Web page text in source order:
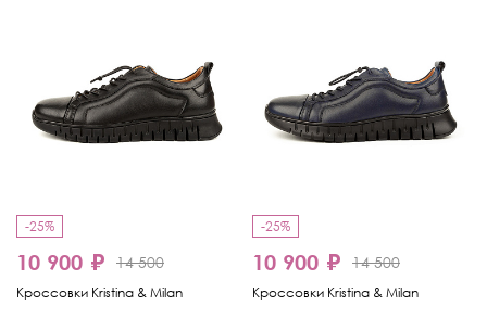
-25%
10 900 ₽ 14 500
Кроссовки Kristina & Milan
-25%
10 900 ₽ 14 500
Кроссовки Kristina & Milan